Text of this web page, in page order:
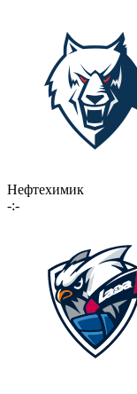
Нефтехимик
-:-